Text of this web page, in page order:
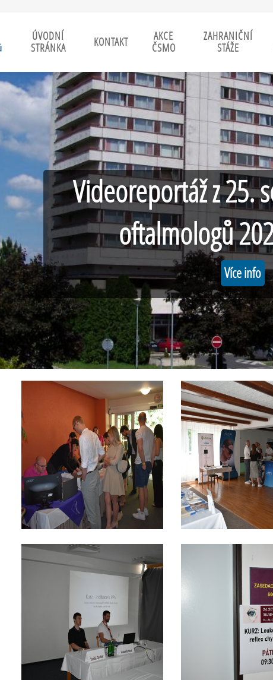
ÚVODNÍ
STRÁNKA
KONTAKT
AKCE
ČSMO
ZAHRANIČNÍ
STÁŽE
Videoreportáž z 25.
oftalmologů
Více info